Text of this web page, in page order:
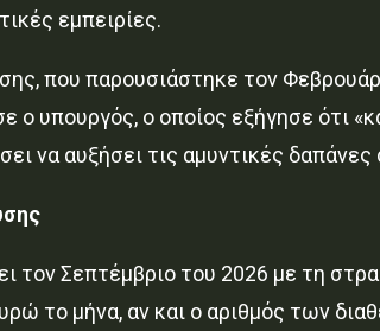
εμπειρίες.
που παρουσιάστηκε τον
ο υπουργός, ο οποίος εξήγησε ότι
να αυξήσει τις αμυντικές
τον Σεπτέμβριο του 2026 με τη
το μήνα, αν και ο αριθμός των